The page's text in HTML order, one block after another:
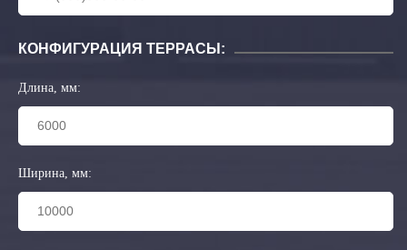
КОНФИГУРАЦИЯ ТЕРРАСЫ:
Длина, мм:
Ширина, мм: